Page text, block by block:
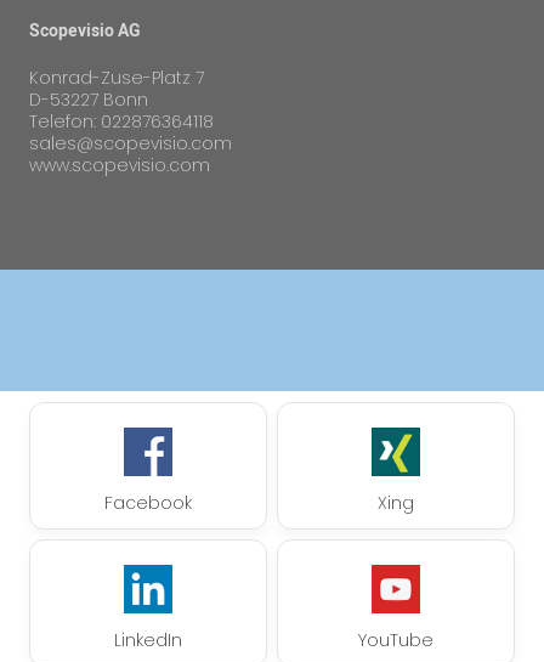
Scopevisio AG
Konrad-Zuse-Platz 7
D-53227 Bonn
Telefon: 022876364118
sales@scopevisio.com
www.scopevisio.com
Facebook Xing
LinkedIn YouTube